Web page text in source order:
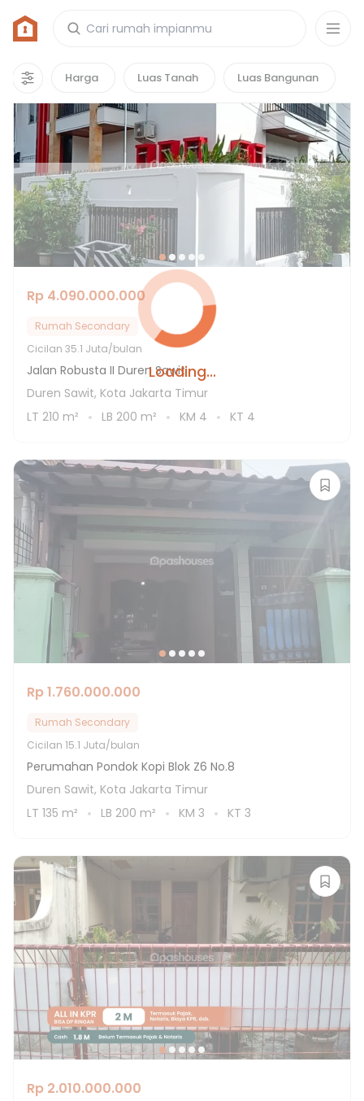
Harga Luas Tanah Luas Bangunan
Loading...
Rumah di Pondok Kopi, Jakarta Timur
12properti
Rp 4.090.000.000
Rumah Secondary
Cicilan 35.1 Juta/bulan
Jalan Robusta II Duren Sawit
Duren Sawit, Kota Jakarta Timur
LT 210 m² LB 200 m² KM 4 KT 4
Rp 1.760.000.000
Rumah Secondary
Cicilan 15.1 Juta/bulan
Perumahan Pondok Kopi Blok Z6 No.8
Duren Sawit, Kota Jakarta Timur
LT 135 m² LB 200 m² KM 3 KT 3
Rp 2.010.000.000